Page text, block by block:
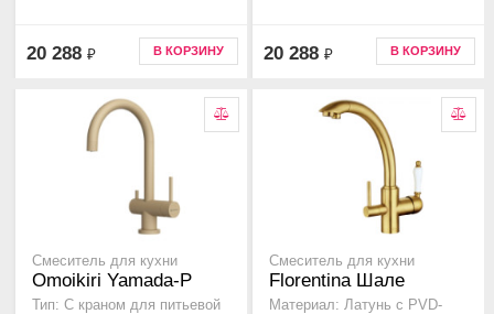
20 288 ₽ В КОРЗИНУ 20 288 ₽ В КОРЗИНУ
Смеситель для кухни
Omoikiri Yamada-P
Тип: С краном для питьевой
Смеситель для кухни
Florentina Шале
Материал: Латунь с PVD-